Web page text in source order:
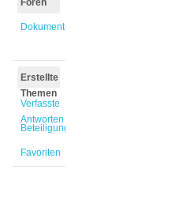
Foren
Dokumente
Erstellte
Themen
Verfasste
Antworten
Beteiligungen
Favoriten